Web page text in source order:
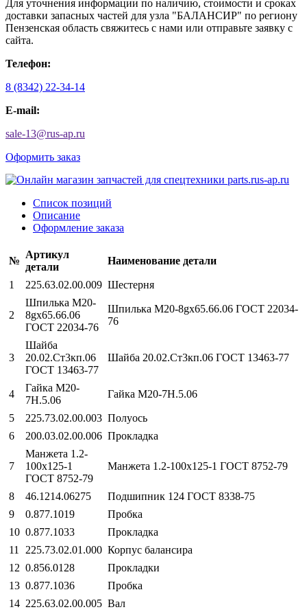
Для уточнения информации по наличию, стоимости и сроках
доставки запасных частей для узла "БАЛАНСИР" по региону
Пензенская область свяжитесь с нами или отправьте заявку с
сайта.
Телефон:
8 (8342) 22-34-14
E-mail:
sale-13@rus-ap.ru
Оформить заказ
Список позиций
Описание
Оформление заказа
№
Артикул
детали
Наименование детали
1 225.63.02.00.009 Шестерня
2
Шпилька М20-
8gх65.66.06
ГОСТ 22034-76
Шпилька М20-8gх65.66.06 ГОСТ 22034-
76
3
Шайба
20.02.Ст3кп.06
ГОСТ 13463-77
Шайба 20.02.Ст3кп.06 ГОСТ 13463-77
4
Гайка М20-
7Н.5.06
Гайка М20-7Н.5.06
5 225.73.02.00.003 Полуось
6
200.03.02.00.006 Прокладка
7
Манжета 1.2-
100х125-1
ГОСТ 8752-79
Манжета 1.2-100х125-1 ГОСТ 8752-79
8 46.1214.06275
Подшипник 124 ГОСТ 8338-75
9
0.877.1019
Пробка
10 0.877.1033
Прокладка
11
225.73.02.01.000 Корпус балансира
12 0.856.0128
Прокладки
13 0.877.1036
Пробка
14 225.63.02.00.005 Вал